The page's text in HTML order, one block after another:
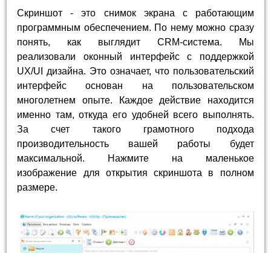
Скриншот - это снимок экрана с работающим
программным обеспечением. По нему можно сразу
понять, как выглядит CRM-система. Мы
реализовали оконный интерфейс с поддержкой
UX/UI дизайна. Это означает, что пользовательский
интерфейс основан на пользовательском
многолетнем опыте. Каждое действие находится
именно там, откуда его удобней всего выполнять.
За счет такого грамотного подхода
производительность вашей работы будет
максимальной. Нажмите на маленькое
изображение для открытия скриншота в полном
размере.